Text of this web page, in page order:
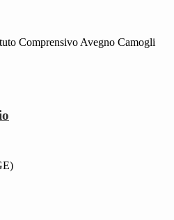
Comprensivo Avegno Camogli